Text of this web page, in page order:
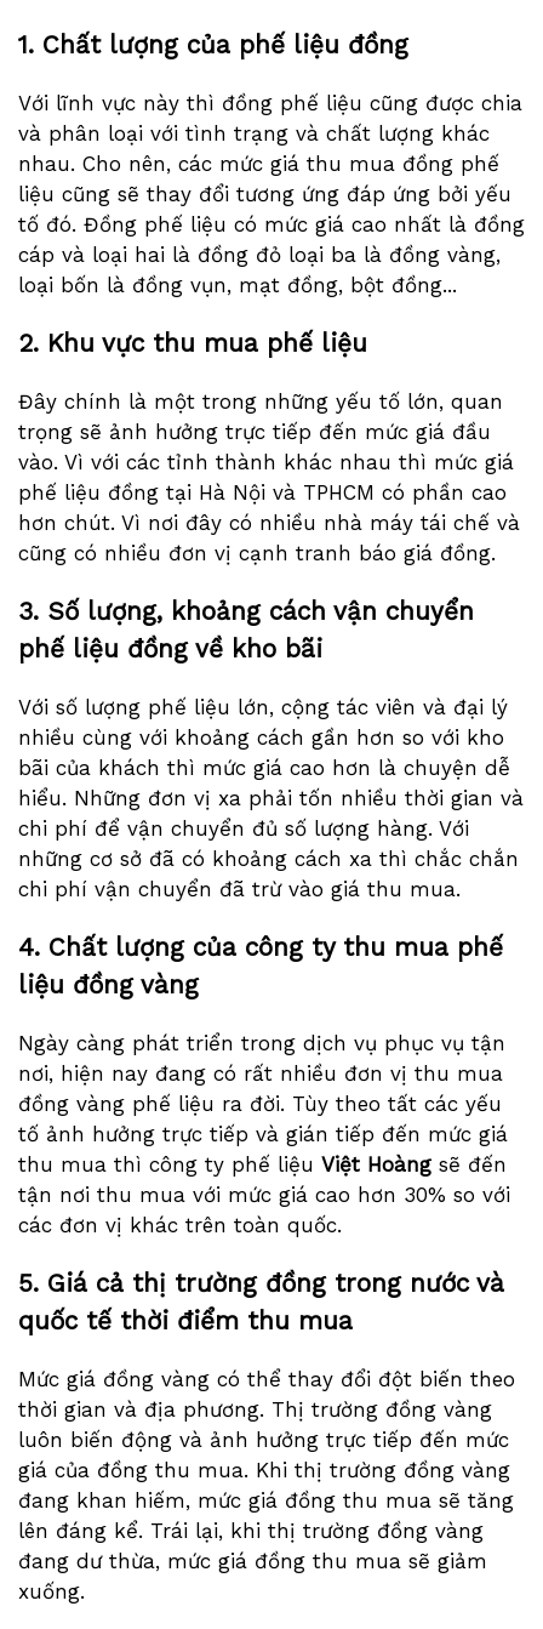
1. Chất lượng của phế liệu đồng
Với lĩnh vực này thì đồng phế liệu cũng được chia
và phân loại với tình trạng và chất lượng khác
nhau. Cho nên, các mức giá thu mua đồng phế
liệu cũng sẽ thay đổi tương ứng đáp ứng bởi yếu
tố đó. Đồng phế liệu có mức giá cao nhất là đồng
cáp và loại hai là đồng đỏ loại ba là đồng vàng,
loại bốn là đồng vụn, mạt đồng, bột đồng...
2. Khu vực thu mua phế liệu
Đây chính là một trong những yếu tố lớn, quan
trọng sẽ ảnh hưởng trực tiếp đến mức giá đầu
vào. Vì với các tỉnh thành khác nhau thì mức giá
phế liệu đồng tại Hà Nội và TPHCM có phần cao
hơn chút. Vì nơi đây có nhiều nhà máy tái chế và
cũng có nhiều đơn vị cạnh tranh báo giá đồng.
3. Số lượng, khoảng cách vận chuyển
phế liệu đồng về kho bãi
Với số lượng phế liệu lớn, cộng tác viên và đại lý
nhiều cùng với khoảng cách gần hơn so với kho
bãi của khách thì mức giá cao hơn là chuyện dễ
hiểu. Những đơn vị xa phải tốn nhiều thời gian và
chi phí để vận chuyển đủ số lượng hàng. Với
những cơ sở đã có khoảng cách xa thì chắc chắn
chi phí vận chuyển đã trừ vào giá thu mua.
4. Chất lượng của công ty thu mua phế
liệu đồng vàng
Ngày càng phát triển trong dịch vụ phục vụ tận
nơi, hiện nay đang có rất nhiều đơn vị thu mua
đồng vàng phế liệu ra đời. Tùy theo tất các yếu
tố ảnh hưởng trực tiếp và gián tiếp đến mức giá
thu mua thì công ty phế liệu Việt Hoàng sẽ đến
tận nơi thu mua với mức giá cao hơn 30% so với
các đơn vị khác trên toàn quốc.
5. Giá cả thị trường đồng trong nước và
quốc tế thời điểm thu mua
Mức giá đồng vàng có thể thay đổi đột biến theo
thời gian và địa phương. Thị trường đồng vàng
luôn biến động và ảnh hưởng trực tiếp đến mức
giá của đồng thu mua. Khi thị trường đồng vàng
đang khan hiếm, mức giá đồng thu mua sẽ tăng
lên đáng kể. Trái lại, khi thị trường đồng vàng
đang dư thừa, mức giá đồng thu mua sẽ giảm
xuống.